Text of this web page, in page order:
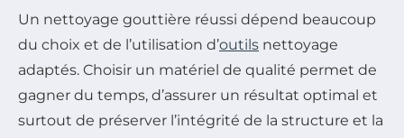
Un nettoyage gouttière réussi dépend beaucoup
du choix et de l’utilisation d’outils nettoyage
adaptés. Choisir un matériel de qualité permet de
gagner du temps, d’assurer un résultat optimal et
surtout de préserver l’intégrité de la structure et la